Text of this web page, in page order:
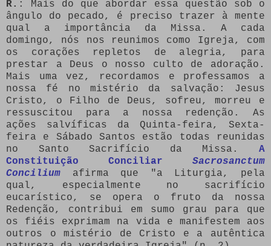
R. : Mais do que abordar essa questão sob o
ângulo do pecado, é preciso trazer à mente
qual a importância da Missa. A cada
domingo, nós nos reunimos como Igreja, com
os corações repletos de alegria, para
prestar a Deus o nosso culto de adoração.
Mais uma vez, recordamos e professamos a
nossa fé no mistério da salvação: Jesus
Cristo, o Filho de Deus, sofreu, morreu e
ressuscitou para a nossa redenção. As
ações salvíficas da Quinta-feira, Sexta-
feira e Sábado Santos estão todas reunidas
no Santo Sacrifício da Missa. A
Constituição Conciliar Sacrosanctum
Concilium afirma que "a Liturgia, pela
qual, especialmente no sacrifício
eucarístico, se opera o fruto da nossa
Redenção, contribui em sumo grau para que
os fiéis exprimam na vida e manifestem aos
outros o mistério de Cristo e a autêntica